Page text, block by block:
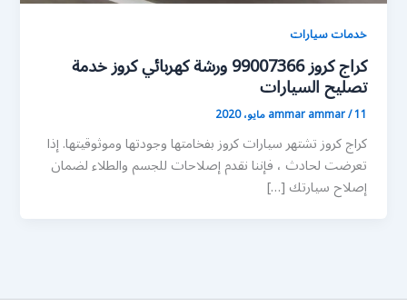
خدمات سيارات
كراج كروز 99007366 ورشة كهربائي كروز خدمة
تصليح السيارات
ammar ammar/11 مايو، 2020
كراج كروز تشتهر سيارات كروز بفخامتها وجودتها وموثوقيتها. إذا
تعرضت لحادث ، فإننا نقدم إصلاحات للجسم والطلاء لضمان
إصلاح سيارتك […]